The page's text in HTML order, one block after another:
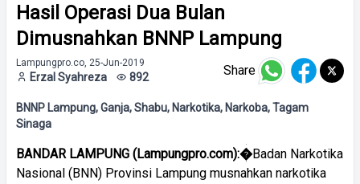
Hasil Operasi Dua Bulan
Dimusnahkan BNNP Lampung
Lampungpro.co, 25-Jun-2019
Erzal Syahreza 892 Share
BNNP Lampung, Ganja, Shabu, Narkotika, Narkoba, Tagam
Sinaga
BANDAR LAMPUNG (Lampungpro.com):�Badan Narkotika
Nasional (BNN) Provinsi Lampung musnahkan narkotika